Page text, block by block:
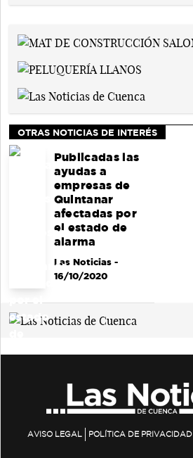
OTRAS NOTICIAS DE INTERÉS
Publicadas las
ayudas a
empresas de
Quintanar
afectadas por
el estado de
alarma
Las Noticias-
16/10/2020
AVISO LEGAL POLÍTICA DE PRIVACIDAD